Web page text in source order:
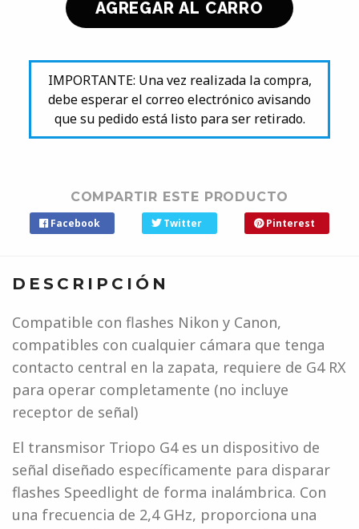
IMPORTANTE: Una vez realizada la compra,
debe esperar el correo electrónico avisando
que su pedido está listo para ser retirado.
COMPARTIR ESTE PRODUCTO
Facebook Twitter Pinterest
DESCRIPCIÓN
Compatible con flashes Nikon y Canon,
compatibles con cualquier cámara que tenga
contacto central en la zapata, requiere de G4 RX
para operar completamente (no incluye
receptor de señal)
El transmisor Triopo G4 es un dispositivo de
señal diseñado específicamente para disparar
flashes Speedlight de forma inalámbrica. Con
una frecuencia de 2,4 GHz, proporciona una